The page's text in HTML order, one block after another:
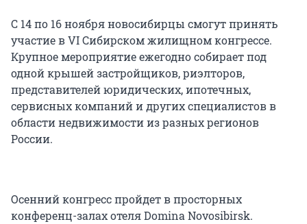
С 14 по 16 ноября новосибирцы смогут принять
участие в VI Сибирском жилищном конгрессе.
Крупное мероприятие ежегодно собирает под
одной крышей застройщиков, риэлторов,
представителей юридических, ипотечных,
сервисных компаний и других специалистов в
области недвижимости из разных регионов
России.
Осенний конгресс пройдет в просторных
конференц-залах отеля Domina Novosibirsk.